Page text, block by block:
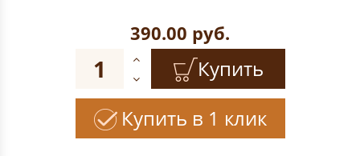
390.00 руб.
Купить
Купить в 1 клик